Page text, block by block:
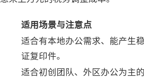
适用场景与注意点
适合有本地办公需求、能产生
证复印件。
适合初创团队、外区办公为主